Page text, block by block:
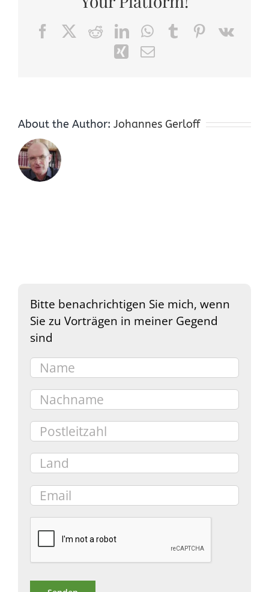
FacebookRedditLinkedInWhatsApp
TumblrPinterest
Vk
XingEmail
About the Author: Johannes Gerloff
Bitte benachrichtigen Sie mich, wenn
Sie zu Vorträgen in meiner Gegend
sind